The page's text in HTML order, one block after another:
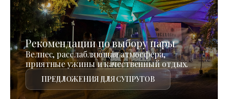
Рекомендации по выбору пары
Велнес, расслабляющая атмосфера,
приятные ужины и качественный отдых.
ПРЕДЛОЖЕНИЯ ДЛЯ СУПРУГОВ